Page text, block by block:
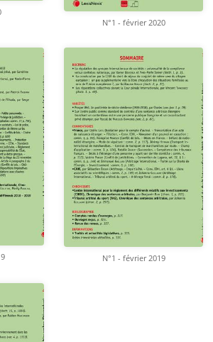
N°1 - février 2020
N°1 - février 2019